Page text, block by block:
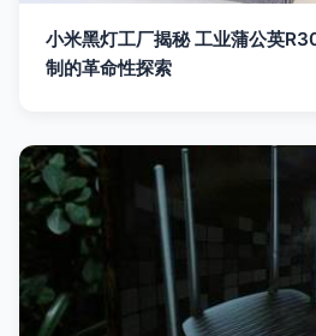
小米黑灯工厂揭秘 工业蒲公英
制的革命性探索